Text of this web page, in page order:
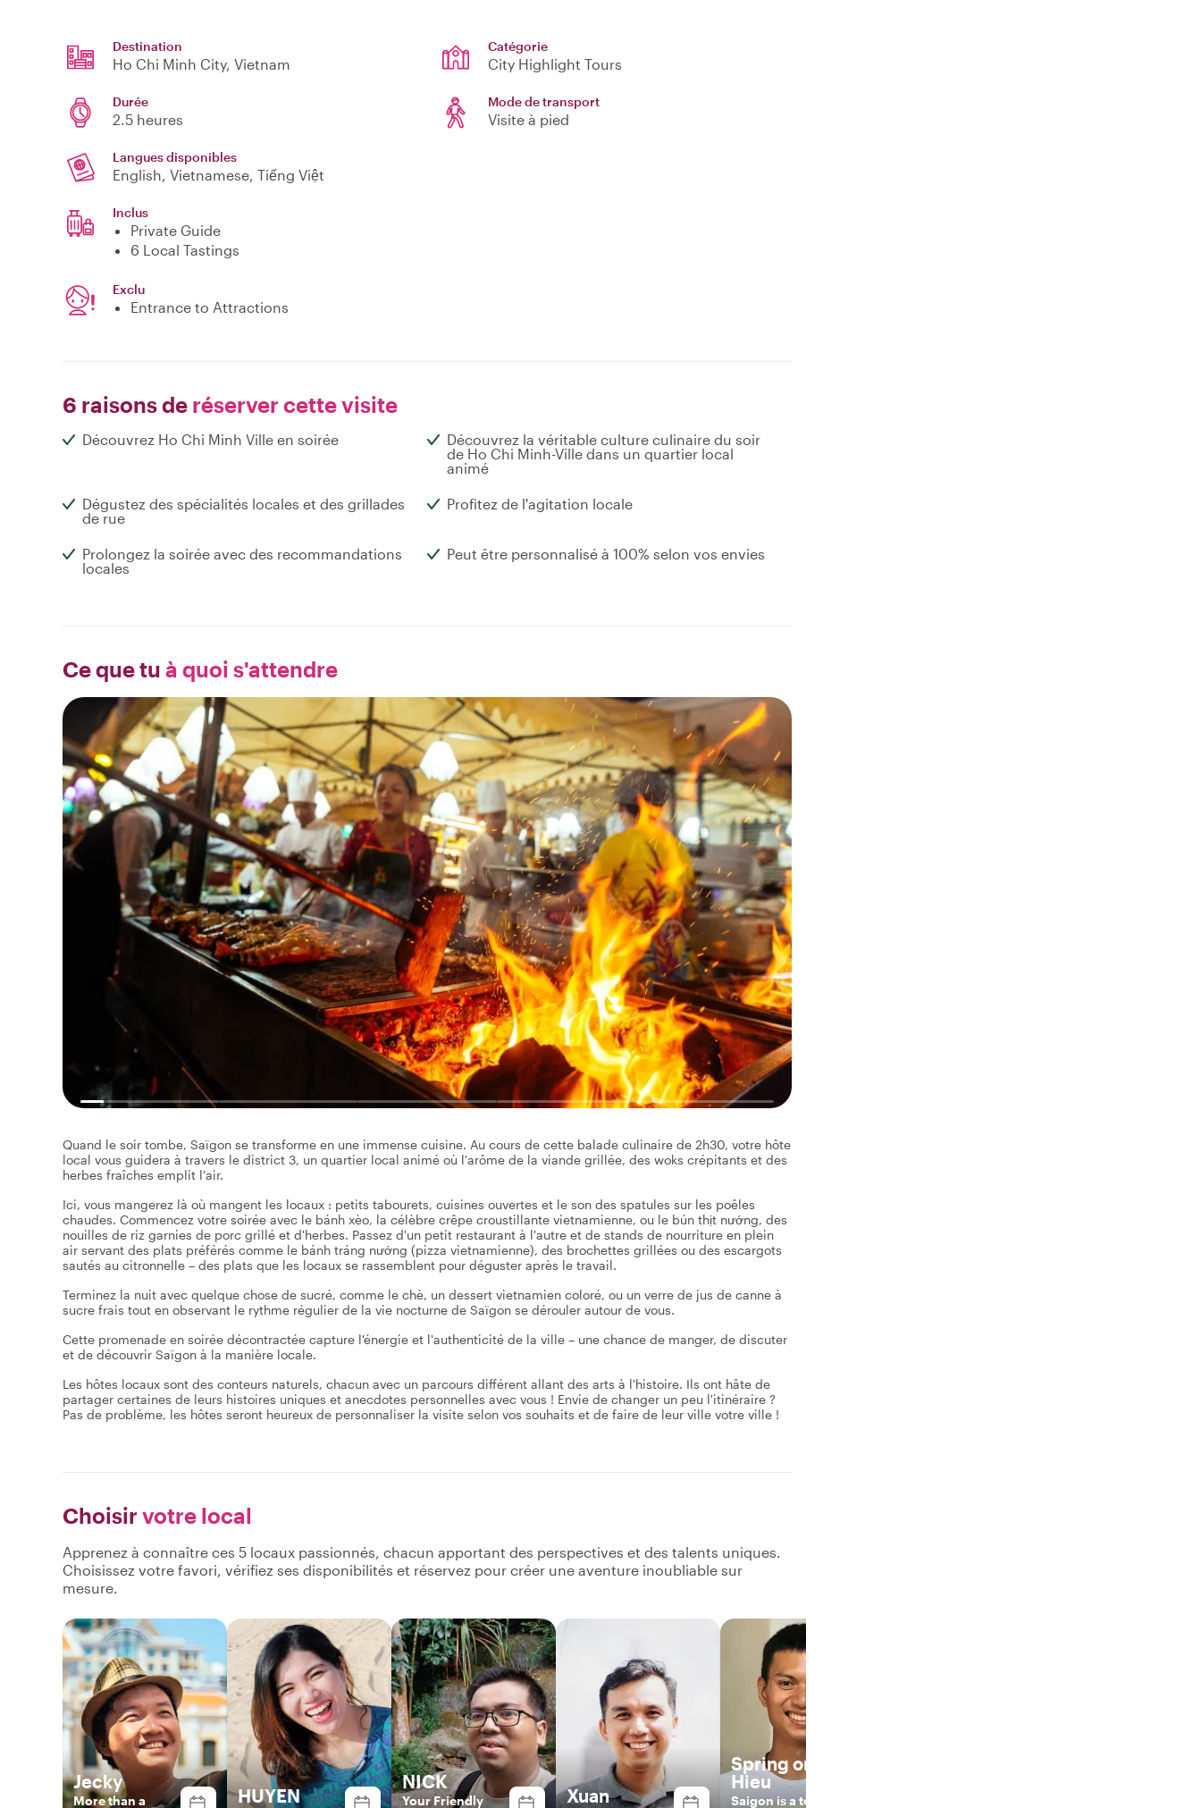
Destination
Ho Chi Minh City, Vietnam
Catégorie
City Highlight Tours
Durée
2.5 heures
Mode de transport
Visite à pied
Langues disponibles
English, Vietnamese, Tiếng Việt
Inclus
Private Guide
6 Local Tastings
Exclu
Entrance to Attractions
6 raisons de réserver cette visite
Découvrez Ho Chi Minh Ville en soirée
Découvrez la véritable culture culinaire du soir
de Ho Chi Minh-Ville dans un quartier local
animé
Dégustez des spécialités locales et des grillades
de rue
Profitez de l'agitation locale
Prolongez la soirée avec des recommandations
locales
Peut être personnalisé à 100% selon vos envies
Ce que tu à quoi s'attendre
Quand le soir tombe, Saïgon se transforme en une immense cuisine. Au cours de cette balade culinaire de 2h30, votre hôte
local vous guidera à travers le district 3, un quartier local animé où l'arôme de la viande grillée, des woks crépitants et des
herbes fraîches emplit l'air.
Ici, vous mangerez là où mangent les locaux : petits tabourets, cuisines ouvertes et le son des spatules sur les poêles
chaudes. Commencez votre soirée avec le bánh xèo, la célèbre crêpe croustillante vietnamienne, ou le bún thịt nướng, des
nouilles de riz garnies de porc grillé et d'herbes. Passez d'un petit restaurant à l'autre et de stands de nourriture en plein
air servant des plats préférés comme le bánh tráng nướng (pizza vietnamienne), des brochettes grillées ou des escargots
sautés au citronnelle – des plats que les locaux se rassemblent pour déguster après le travail.
Terminez la nuit avec quelque chose de sucré, comme le chè, un dessert vietnamien coloré, ou un verre de jus de canne à
sucre frais tout en observant le rythme régulier de la vie nocturne de Saïgon se dérouler autour de vous.
Cette promenade en soirée décontractée capture l'énergie et l'authenticité de la ville – une chance de manger, de discuter
et de découvrir Saïgon à la manière locale.
Les hôtes locaux sont des conteurs naturels, chacun avec un parcours différent allant des arts à l'histoire. Ils ont hâte de
partager certaines de leurs histoires uniques et anecdotes personnelles avec vous ! Envie de changer un peu l'itinéraire ?
Pas de problème, les hôtes seront heureux de personnaliser la visite selon vos souhaits et de faire de leur ville votre ville !
Choisir votre local
Apprenez à connaître ces 5 locaux passionnés, chacun apportant des perspectives et des talents uniques.
Choisissez votre favori, vérifiez ses disponibilités et réservez pour créer une aventure inoubliable sur
mesure.
Jecky
More than a
HUYEN
NICK
Your Friendly
Xuan
Spring or
Hieu
Saigon is a total